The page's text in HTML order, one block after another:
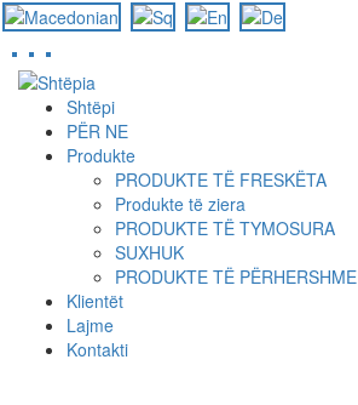
Skip
content
Shtëpi
PËR NE
Produkte
PRODUKTE TË FRESKËTA
Produkte të ziera
PRODUKTE TË TYMOSURA
SUXHUK
PRODUKTE TË PËRHERSHME
Klientët
Lajme
Kontakti